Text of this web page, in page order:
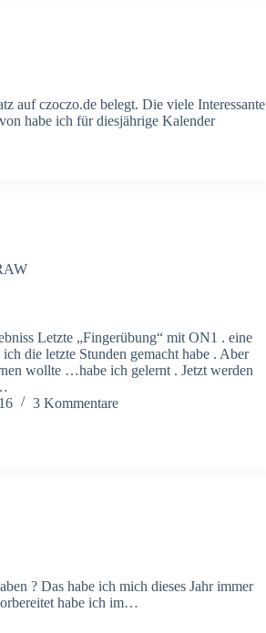
auf czoczo.de belegt. Die viele Interessante
habe ich für diesjährige Kalender
Letzte „Fingerübung“ mit ON1 . eine
die letzte Stunden gemacht habe . Aber
wollte …habe ich gelernt . Jetzt werden
3 Kommentare
? Das habe ich mich dieses Jahr immer
habe ich im…